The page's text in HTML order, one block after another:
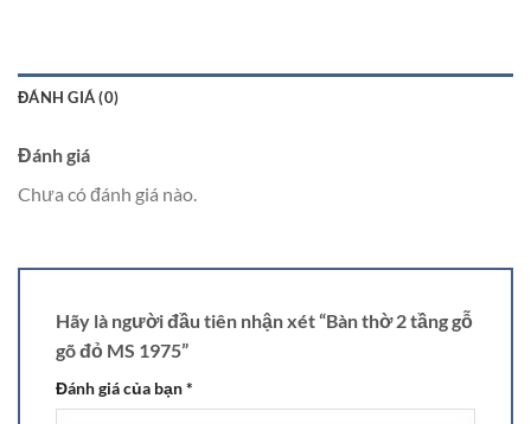
ĐÁNH GIÁ (0)
Đánh giá
Chưa có đánh giá nào.
Hãy là người đầu tiên nhận xét “Bàn thờ 2 tầng gỗ
gõ đỏ MS 1975”
Đánh giá của bạn*